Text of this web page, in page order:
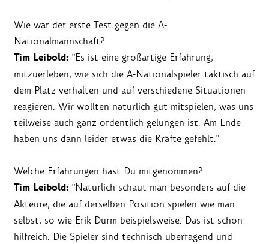
Wie war der erste Test gegen die A-
Nationalmannschaft?
Tim Leibold: "Es ist eine großartige Erfahrung,
mitzuerleben, wie sich die A-Nationalspieler taktisch auf
dem Platz verhalten und auf verschiedene Situationen
reagieren. Wir wollten natürlich gut mitspielen, was uns
teilweise auch ganz ordentlich gelungen ist. Am Ende
haben uns dann leider etwas die Kräfte gefehlt."
Welche Erfahrungen hast Du mitgenommen?
Tim Leibold: "Natürlich schaut man besonders auf die
Akteure, die auf derselben Position spielen wie man
selbst, so wie Erik Durm beispielsweise. Das ist schon
hilfreich. Die Spieler sind technisch überragend und